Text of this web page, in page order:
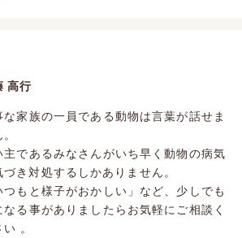
高行
な家族の一員である動物は言葉が話せま
主であるみなさんがいち早く動物の病気
づき対処するしかありません。
つもと様子がおかしい」など、少しでも
なる事がありましたらお気軽にご相談く
。